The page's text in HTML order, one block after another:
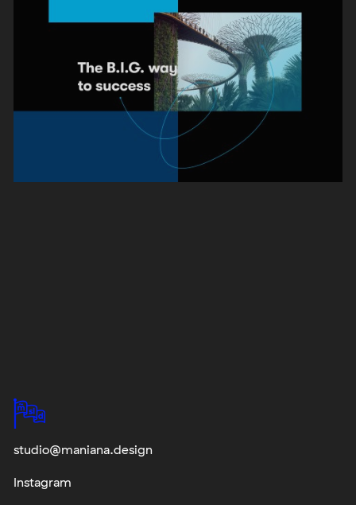
studio@maniana.design
Instagram